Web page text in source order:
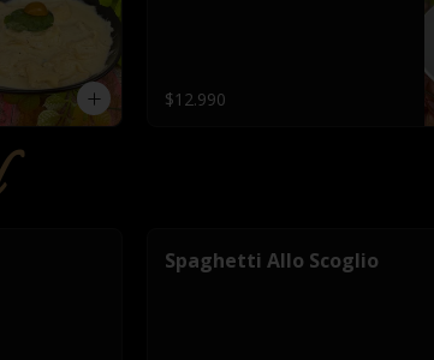
$12.990
Spaghetti Allo Scoglio